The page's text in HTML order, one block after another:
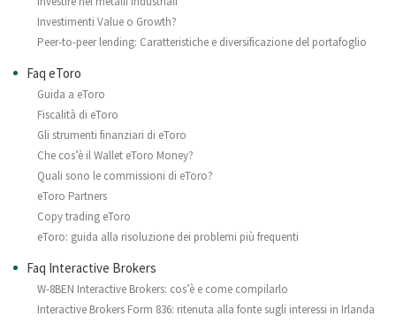
Investimenti Value o Growth?
Peer-to-peer lending: Caratteristiche e diversificazione del portafoglio
Faq eToro
Guida a eToro
Fiscalità di eToro
Gli strumenti finanziari di eToro
Che cos’è il Wallet eToro Money?
Quali sono le commissioni di eToro?
eToro Partners
Copy trading eToro
eToro: guida alla risoluzione dei problemi più frequenti
Faq Interactive Brokers
W-8BEN Interactive Brokers: cos’è e come compilarlo
Interactive Brokers Form 836: ritenuta alla fonte sugli interessi in Irlanda